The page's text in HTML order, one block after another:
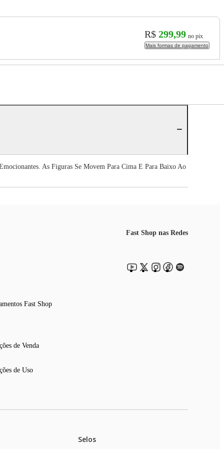
R$ 299,99 no pix
Mais formas de pagamento
As Figuras Se Movem Para Cima E Para Baixo Ao
Fast Shop
de Venda
de Uso
Fast Shop nas Redes
Selos